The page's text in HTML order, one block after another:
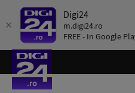
Digi24
m.digi24.ro
FREE - In Google